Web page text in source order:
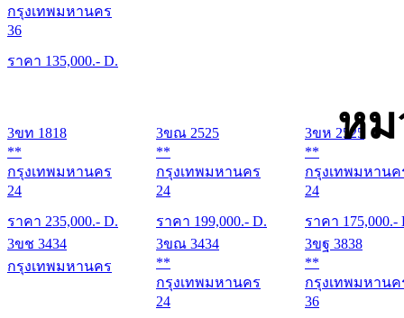
กรุงเทพมหานคร
36
ราคา 135,000.- D.
หม
3ขท 1818
**
กรุงเทพมหานคร
24
ราคา 235,000.- D.
3ขณ 2525
**
กรุงเทพมหานคร
24
ราคา 199,000.- D.
3ขห 2525
**
กรุงเทพมหานค
24
ราคา 175,000.-
3ขช 3434
กรุงเทพมหานคร
3ขณ 3434
**
กรุงเทพมหานคร
24
3ขฐ 3838
**
กรุงเทพมหานค
36